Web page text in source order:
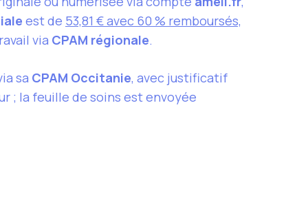
est de 53,81 € avec 60 % remboursés,
via CPAM régionale.
sa CPAM Occitanie, avec justificatif
; la feuille de soins est envoyée